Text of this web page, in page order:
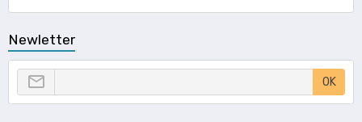
Newletter
OK